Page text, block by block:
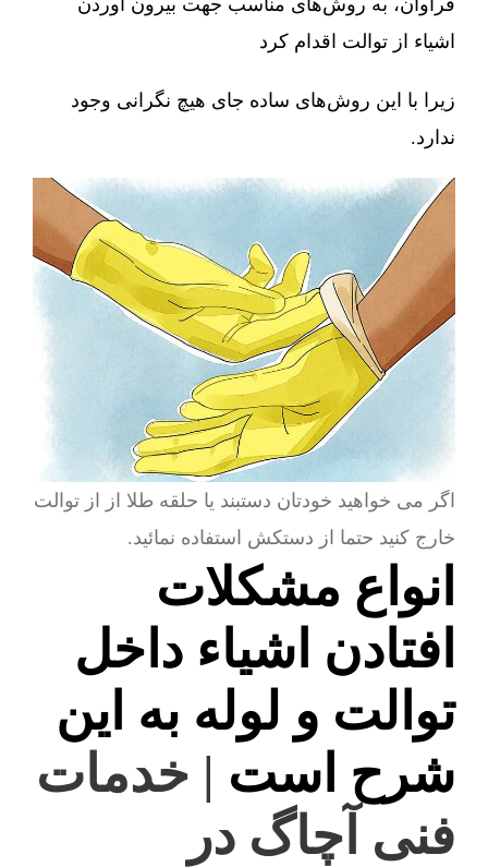
اشیاء از توالت اقدام کرد
زیرا با این روش‌های ساده جای هیچ نگرانی وجود
ندارد.
اگر می خواهید خودتان دستبند یا حلقه طلا از از توالت
خارج کنید حتما از دستکش استفاده نمائید.
انواع مشکلات
افتادن اشیاء داخل
توالت و لوله به این
شرح است | خدمات
فنی آچاگ در